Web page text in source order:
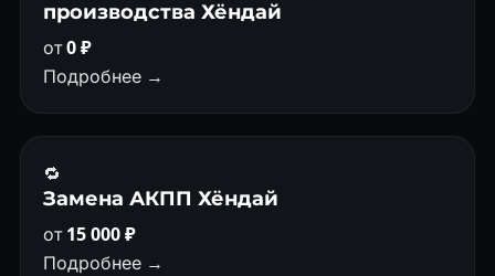
производства Хёндай
от0 ₽
Подробнее →
🔁
Замена АКПП Хёндай
от15 000 ₽
Подробнее →